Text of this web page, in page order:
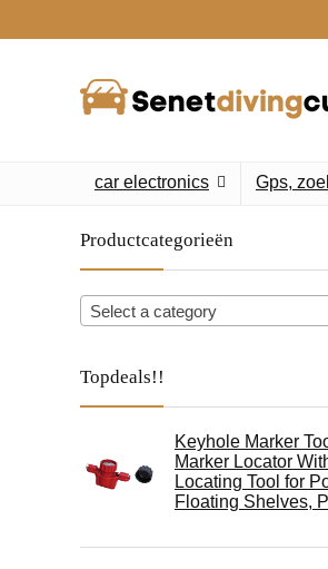
car electronics Gps,
Productcategorieën
Select a category
Topdeals!!
Keyhole Marker
Marker Locator
Locating Tool for
Floating Shelves,